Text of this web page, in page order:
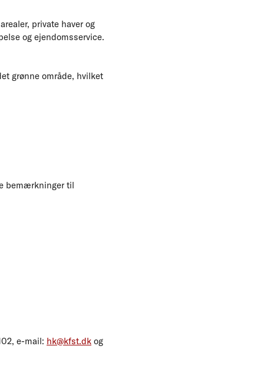
private haver og
og ejendomsservice.
grønne område, hvilket
bemærkninger til
e-mail: hk@kfst.dk og